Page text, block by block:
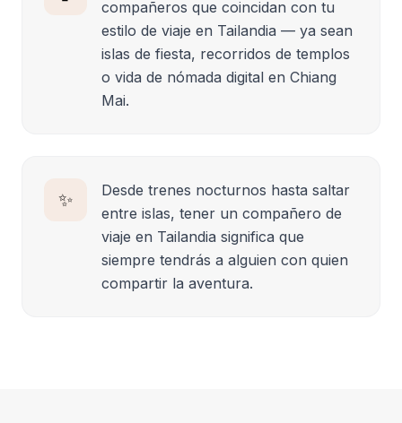
compañeros que coincidan con tu
estilo de viaje en Tailandia — ya sean
islas de fiesta, recorridos de templos
o vida de nómada digital en Chiang
Mai.
✨
Desde trenes nocturnos hasta saltar
entre islas, tener un compañero de
viaje en Tailandia significa que
siempre tendrás a alguien con quien
compartir la aventura.